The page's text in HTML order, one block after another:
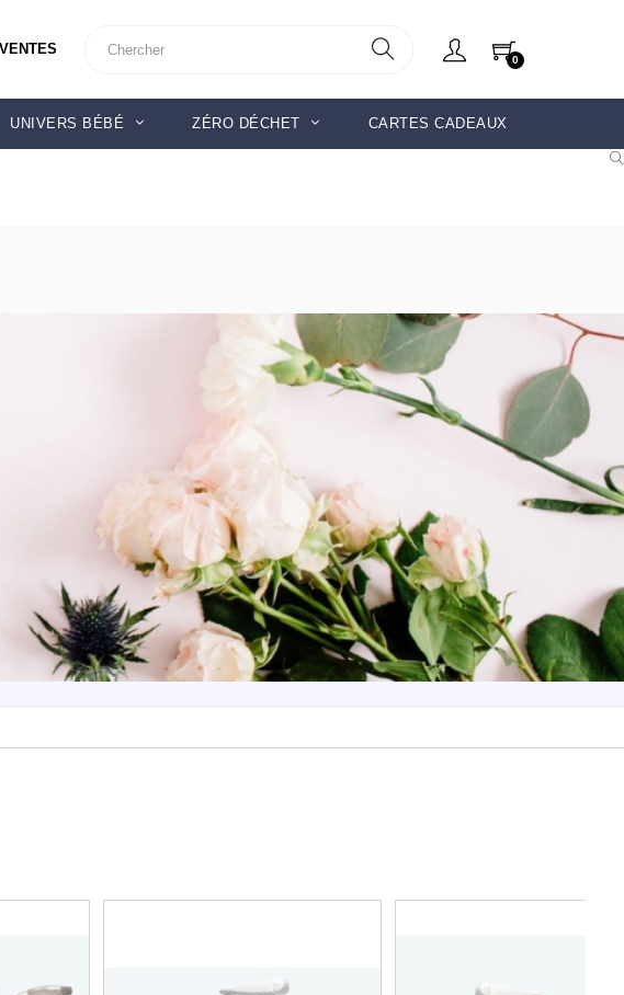
0
UNIVERS BÉBÉ ZÉRO DÉCHET CARTES CADEAUX